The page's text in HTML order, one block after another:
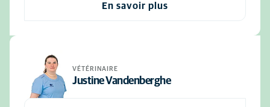
En savoir plus
VÉTÉRINAIRE
Justine Vandenberghe